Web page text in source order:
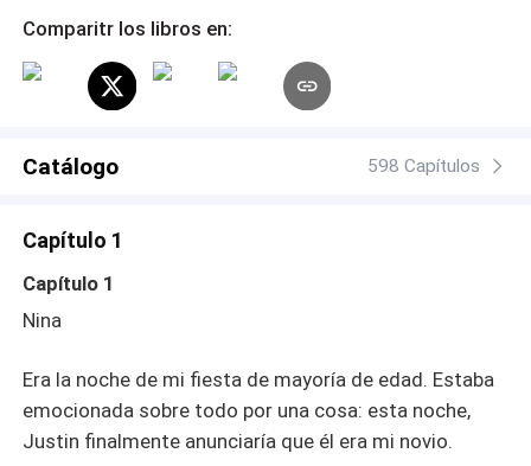
Comparitr los libros en:
Catálogo 598 Capítulos
Capítulo 1
Capítulo 1
Nina
Era la noche de mi fiesta de mayoría de edad. Estaba
emocionada sobre todo por una cosa: esta noche,
Justin finalmente anunciaría que él era mi novio.